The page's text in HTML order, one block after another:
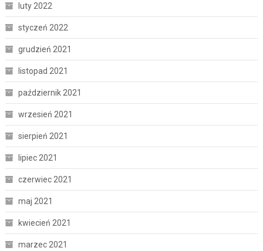
luty 2022
styczeń 2022
grudzień 2021
listopad 2021
październik 2021
wrzesień 2021
sierpień 2021
lipiec 2021
czerwiec 2021
maj 2021
kwiecień 2021
marzec 2021